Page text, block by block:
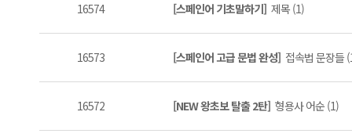
16574 [스페인어 기초말하기] 제목 (1)
16573 [스페인어 고급 문법 완성] 접속법 문장들
16572 [NEW 왕초보 탈출 2탄] 형용사 어순 (1)